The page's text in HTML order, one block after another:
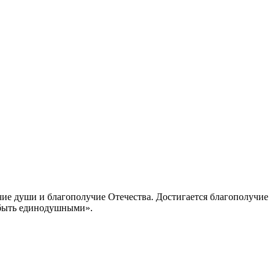
души и благополучие Отечества. Достигается благополучие
единодушными».